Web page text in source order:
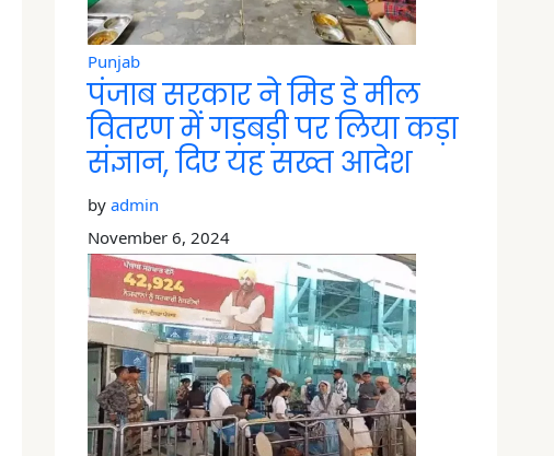
Punjab
पंजाब सरकार ने मिड डे मील
वितरण में गड़बड़ी पर लिया कड़ा
संज्ञान, दिए यह सख्त आदेश
by admin
November 6, 2024